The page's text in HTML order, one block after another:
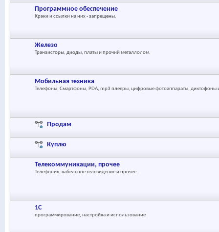
Программное обеспечение
Крэки и ссылки на них - запрещены.
Железо
Транзисторы, диоды, платы и прочий металлолом.
Мобильная техника
Телефоны, Смартфоны, PDA, mp3 плееры, цифровые фотоаппараты, диктофоны и
Продам
Куплю
Телекоммуникации, прочее
Телефония, кабельное телевидение и прочее.
1С
программирование, настройка и использование